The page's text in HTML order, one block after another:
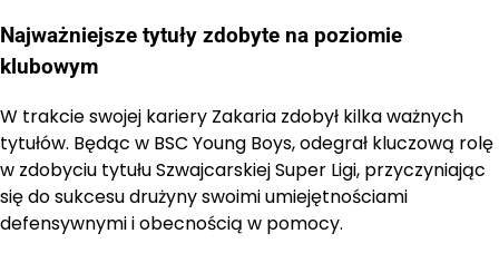
Najważniejsze tytuły zdobyte na poziomie
klubowym
W trakcie swojej kariery Zakaria zdobył kilka ważnych
tytułów. Będąc w BSC Young Boys, odegrał kluczową rolę
w zdobyciu tytułu Szwajcarskiej Super Ligi, przyczyniając
się do sukcesu drużyny swoimi umiejętnościami
defensywnymi i obecnością w pomocy.